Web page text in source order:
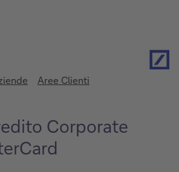
Aree Clienti
Corporate